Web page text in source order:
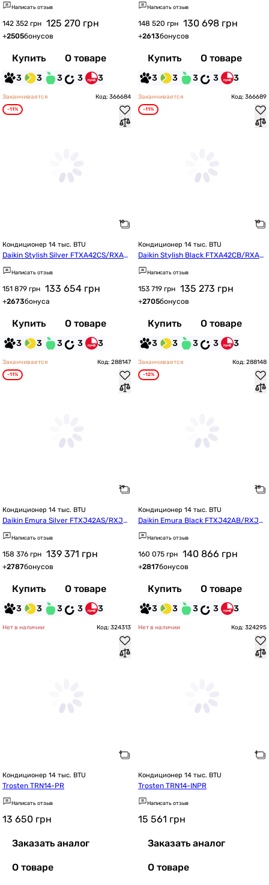
Написать отзыв
142 352 грн 125 270 грн
+2505бонусов
Купить О товаре
3 3 3 3 3
Написать отзыв
148 520 грн 130 698 грн
+2613бонусов
Купить О товаре
3 3 3 3 3
Заканчивается Код: 366684
-11%
Кондиционер 14 тыс. BTU
Daikin Stylish Silver FTXA42CS/RXA4
2B
Написать отзыв
151 879 грн 133 654 грн
+2673бонуса
Купить О товаре
3 3 3 3 3
Заканчивается Код: 366689
-11%
Кондиционер 14 тыс. BTU
Daikin Stylish Black FTXA42CB/RXA4
2B
Написать отзыв
153 719 грн 135 273 грн
+2705бонусов
Купить О товаре
3 3 3 3 3
Заканчивается Код: 288147
-11%
Кондиционер 14 тыс. BTU
Daikin Emura Silver FTXJ42AS/RXJ4
2A
Написать отзыв
158 376 грн 139 371 грн
+2787бонусов
Купить О товаре
3 3 3 3 3
Заканчивается Код: 288148
-12%
Кондиционер 14 тыс. BTU
Daikin Emura Black FTXJ42AB/RXJ4
2A
Написать отзыв
160 075 грн 140 866 грн
+2817бонусов
Купить О товаре
3 3 3 3 3
Нет в наличии Код: 324313
Кондиционер 14 тыс. BTU
Trosten TRN14-PR
Написать отзыв
13 650 грн
Заказать аналог
О товаре
Нет в наличии Код: 324295
Кондиционер 14 тыс. BTU
Trosten TRN14-INPR
Написать отзыв
15 561 грн
Заказать аналог
О товаре